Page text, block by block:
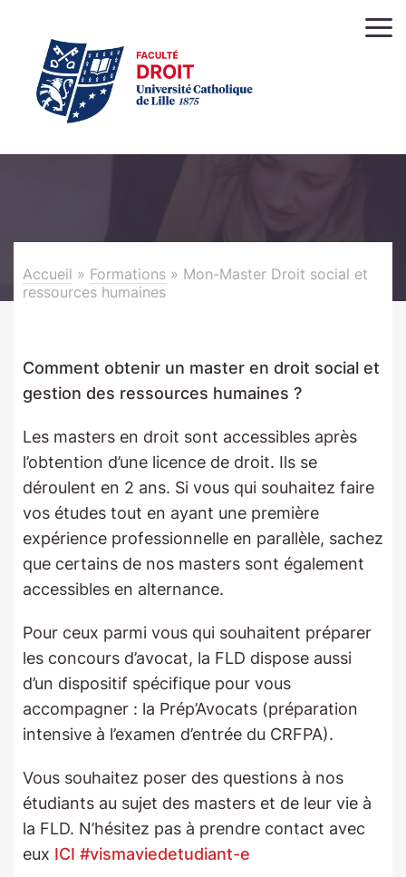
Accueil » Formations » Mon-Master Droit social et
ressources humaines
Comment obtenir un master en droit social et
gestion des ressources humaines ?
Les masters en droit sont accessibles après
l’obtention d’une licence de droit. Ils se
déroulent en 2 ans. Si vous qui souhaitez faire
vos études tout en ayant une première
expérience professionnelle en parallèle, sachez
que certains de nos masters sont également
accessibles en alternance.
Pour ceux parmi vous qui souhaitent préparer
les concours d’avocat, la FLD dispose aussi
d’un dispositif spécifique pour vous
accompagner : la Prép’Avocats (préparation
intensive à l’examen d’entrée du CRFPA).
Vous souhaitez poser des questions à nos
étudiants au sujet des masters et de leur vie à
la FLD. N’hésitez pas à prendre contact avec
eux ICI #vismaviedetudiant-e